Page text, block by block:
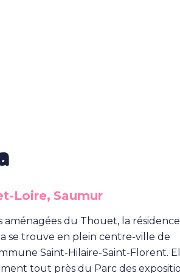
Nos équipes
Personne à mobilité réduite (PMR)
Loire, Saumur
aménagées du Thouet, la résidence
se trouve en plein centre-ville de
Saint-Hilaire-Saint-Florent.
tout près du Parc des